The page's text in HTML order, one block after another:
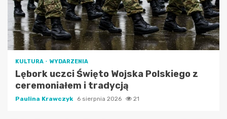
KULTURA WYDARZENIA
Lębork uczci Święto Wojska Polskiego z
ceremoniałem i tradycją
Paulina Krawczyk 6 sierpnia 2026 21